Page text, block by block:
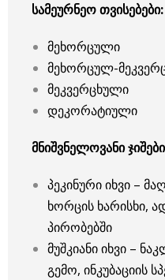
სამეურნეო თვისებები:
მეხორცული
მეხორცულ-
მეკვერცხული
დეკორატიული
მნიშვნელოვანი
პეკინური იხვი –
ხორცის ხარისხი,
პირობებში
მუშკიანი იხვი –
გემო, ინკუბაციის